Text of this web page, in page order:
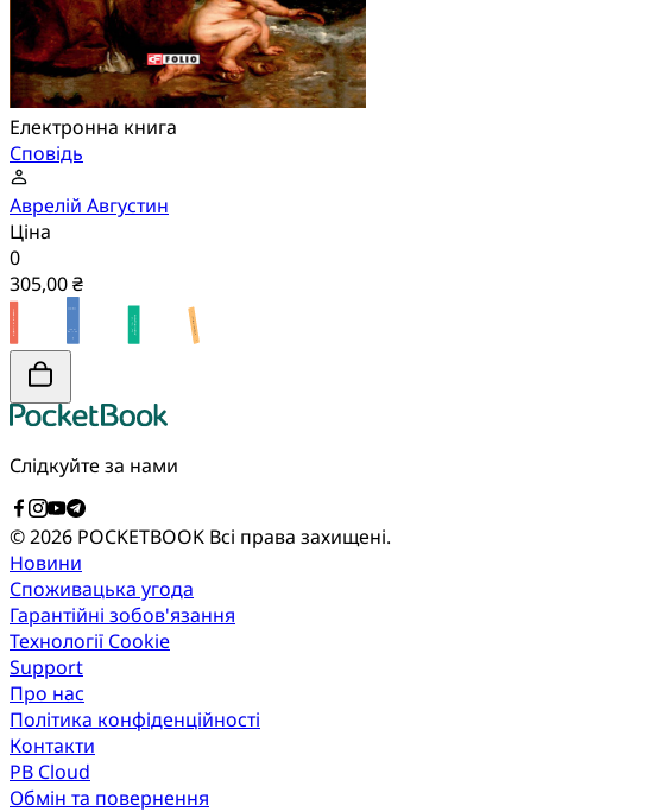
Електронна книга
Сповідь
Аврелій Августин
Ціна
0
305,00 ₴
Слідкуйте за нами
© 2026 POCKETBOOK Всі права захищені.
Новини
Споживацька угода
Гарантійні зобов'язання
Технології Cookie
Support
Про нас
Політика конфіденційності
Контакти
PB Cloud
Обмін та повернення